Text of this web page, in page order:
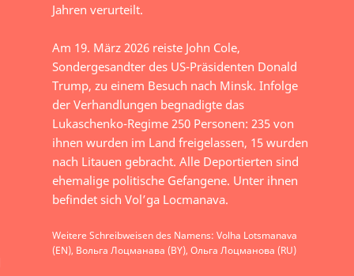
Jahren verurteilt.
Am 19. März 2026 reiste John Cole,
Sondergesandter des US-Präsidenten Donald
Trump, zu einem Besuch nach Minsk. Infolge
der Verhandlungen begnadigte das
Lukaschenko-Regime 250 Personen: 235 von
ihnen wurden im Land freigelassen, 15 wurden
nach Litauen gebracht. Alle Deportierten sind
ehemalige politische Gefangene. Unter ihnen
befindet sich Vol’ga Locmanava.
Weitere Schreibweisen des Namens: Volha Lotsmanava
(EN), Вольга Лоцманава (BY), Ольга Лоцманова (RU)